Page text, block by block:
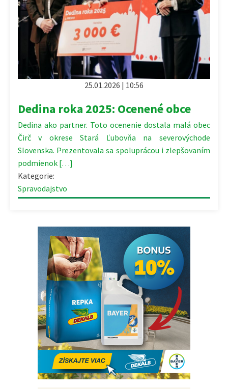
25.01.2026 | 10:56
Dedina roka 2025: Ocenené obce
Dedina ako partner. Toto ocenenie dostala malá obec
Čirč v okrese Stará Ľubovňa na severovýchode
Slovenska. Prezentovala sa spoluprácou i zlepšovaním
podmienok […]
Kategorie:
Spravodajstvo